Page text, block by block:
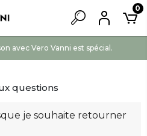
avec Vero Vanni est spécial.
0
questions
je souhaite retourner